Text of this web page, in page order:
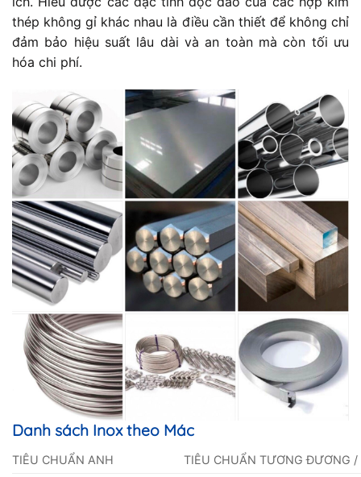
thép không gỉ khác nhau là điều cần thiết để không chỉ
đảm bảo hiệu suất lâu dài và an toàn mà còn tối ưu
hóa chi phí.
Danh sách Inox theo Mác
TIÊU CHUẨN ANH TIÊU CHUẨN TƯƠNG ĐƯƠNG /